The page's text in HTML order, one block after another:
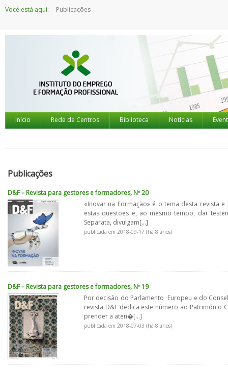
paraVocê está aqui: Publicações
Início Rede de Centros Biblioteca Notícias
Publicações
D&F – Revista para gestores e formadores, Nº 20
«Inovar na Formação» é o tema desta revista
estas questões e, ao mesmo tempo, dar
Separata, divulgam[...]
publicada em 2018-09-17 (há 8 anos)
D&F – Revista para gestores e formadores, Nº 19
Por decisão do Parlamento Europeu e do
revista D&F dedica este número ao
prender a aten�[...]
publicada em 2018-07-03 (há 8 anos)